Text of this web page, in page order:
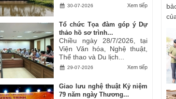
Xem tiếp
30-07-2026
Tổ chức Tọa đàm góp ý Dự
thảo hồ sơ trình...
Chiều ngày 28/7/2026, tại
Viện Văn hóa, Nghệ thuật,
Thể thao và Du lịch...
Xem tiếp
29-07-2026
Giao lưu nghệ thuật Kỷ niệm
79 năm ngày Thương...